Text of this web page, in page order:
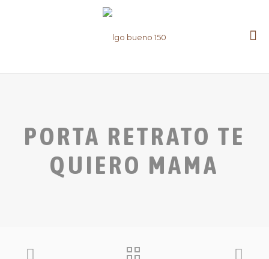
PORTA RETRATO TE
QUIERO MAMA